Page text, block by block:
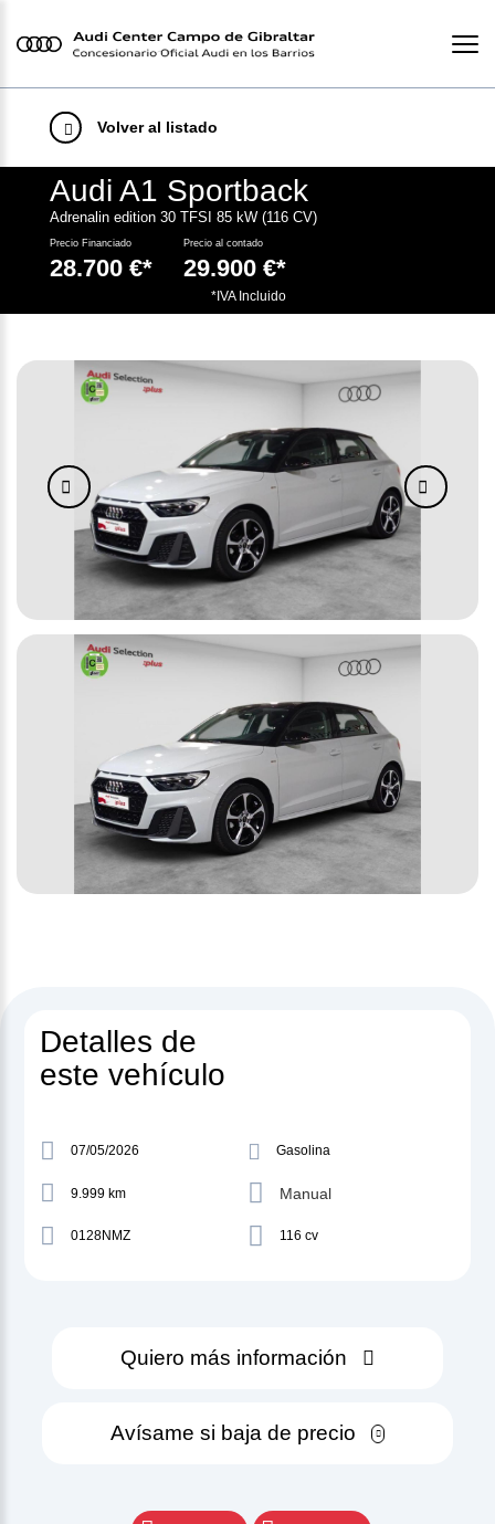
Volver al listado
Audi A1 Sportback
Adrenalin edition 30 TFSI 85 kW (116 CV)
Precio Financiado
28.700 €*
Precio al contado
29.900 €*
*IVA Incluido
Detalles de
este vehículo
07/05/2026 Gasolina
9.999 km Manual
0128NMZ 116 cv
Quiero más información
Avísame si baja de precio